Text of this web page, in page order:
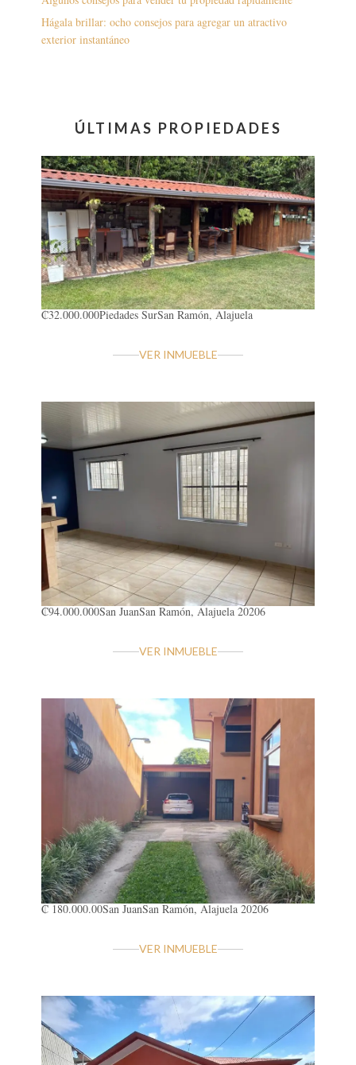
Hágala brillar: ocho consejos para agregar un atractivo
exterior instantáneo
ÚLTIMAS PROPIEDADES
₡32.000.000Piedades SurSan Ramón, Alajuela
VER INMUEBLE
₡94.000.000San JuanSan Ramón, Alajuela 20206
VER INMUEBLE
₡ 180.000.00San JuanSan Ramón, Alajuela 20206
VER INMUEBLE